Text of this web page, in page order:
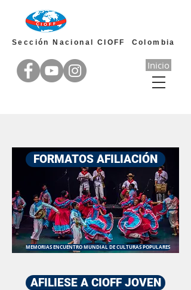
Sección Nacional CIOFF Colombia
Inicio
FORMATOS AFILIACIÓN
MEMORIAS ENCUENTRO MUNDIAL DE CULTURAS POPULARES
AFILIESE A CIOFF JOVEN